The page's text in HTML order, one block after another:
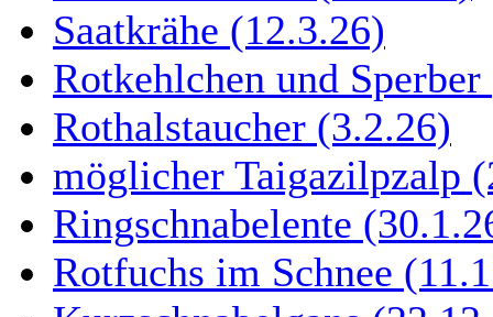
Saatkrähe (12.3.26)
Rotkehlchen und
Rothalstaucher (3.2.26)
möglicher Taigazilpzalp
Ringschnabelente
Rotfuchs im Schnee